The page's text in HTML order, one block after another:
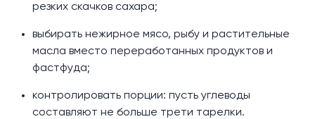
резких скачков сахара;
выбирать нежирное мясо, рыбу и растительные
масла вместо переработанных продуктов и
фастфуда;
контролировать порции: пусть углеводы
составляют не больше трети тарелки.